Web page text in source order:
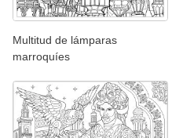
Multitud de lámparas
marroquíes